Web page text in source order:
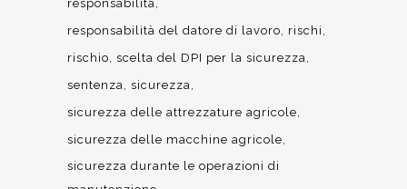
responsabilità
responsabilità del datore di lavoro
rischi
rischio scelta del DPI per la sicurezza
sentenza sicurezza
sicurezza delle attrezzature agricole
sicurezza delle macchine agricole
sicurezza durante le operazioni di